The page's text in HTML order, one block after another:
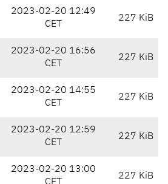
2023-02-20 12:49
CET
227 KiB
2023-02-20 16:56
CET
227 KiB
2023-02-20 14:55
CET
227 KiB
2023-02-20 12:59
CET
227 KiB
2023-02-20 13:00
227 KiB